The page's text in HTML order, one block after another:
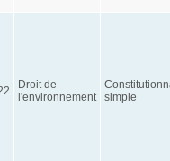
Droit de
l'environnement
simple